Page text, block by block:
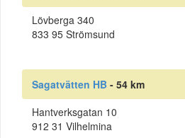
Lövberga 340
833 95 Strömsund
Sagatvätten HB - 54 km
Hantverksgatan 10
912 31 Vilhelmina